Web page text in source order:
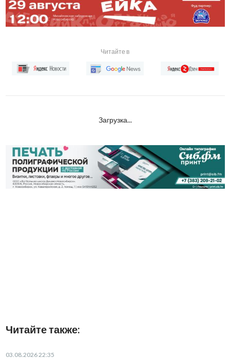
Читайте в
Загрузка...
Читайте также:
03.08.2026 22:35